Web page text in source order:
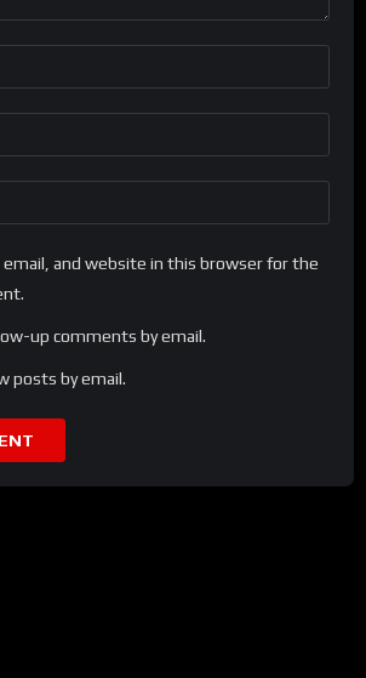
email, and website in this browser for the
up comments by email.
posts by email.